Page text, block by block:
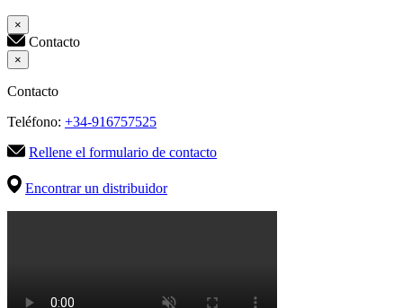
×
Contacto
×
Contacto
Teléfono: +34-916757525
Rellene el formulario de contacto
Encontrar un distribuidor